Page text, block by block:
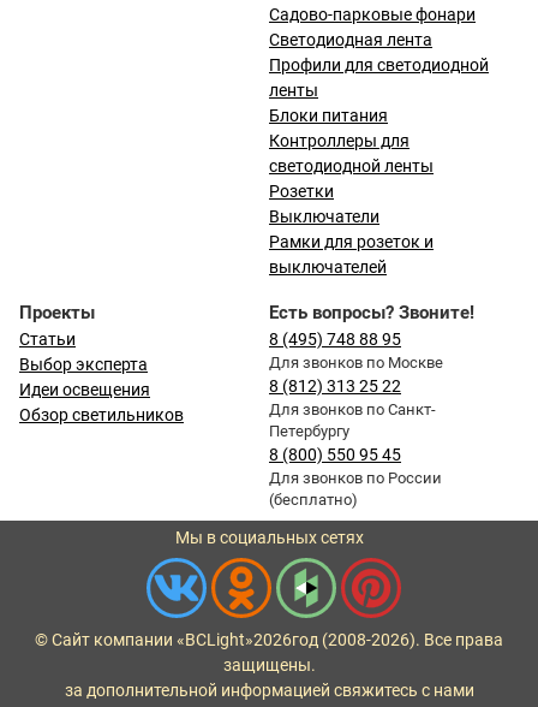
Садово-парковые фонари
Светодиодная лента
Профили для светодиодной
ленты
Блоки питания
Контроллеры для
светодиодной ленты
Розетки
Выключатели
Рамки для розеток и
выключателей
Проекты
Статьи
Выбор эксперта
Идеи освещения
Обзор светильников
Есть вопросы? Звоните!
8 (495) 748 88 95
Для звонков по Москве
8 (812) 313 25 22
Для звонков по Санкт-
Петербургу
8 (800) 550 95 45
Для звонков по России
(бесплатно)
Мы в социальных сетях
© Сайт компании «BCLight»2026год (2008-2026). Все права
защищены.
за дополнительной информацией свяжитесь с нами